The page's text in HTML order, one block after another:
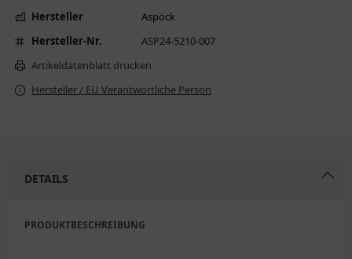
Hersteller
Aspöck
Hersteller-Nr.
ASP24-5210-007
Artikeldatenblatt drucken
Hersteller / EU Verantwortliche Person
DETAILS
PRODUKTBESCHREIBUNG